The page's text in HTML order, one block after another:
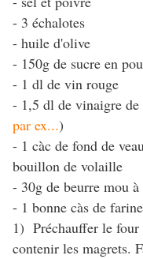
- 3 échalotes
- huile d'olive
- 150g de sucre en
- 1 dl de vin rouge
- 1,5 dl de vinaigre
par ex...)
- 1 càc de fond de
bouillon de volaille
- 30g de beurre mou
- 1 bonne càs de farine
1) Préchauffer le
contenir les magrets.